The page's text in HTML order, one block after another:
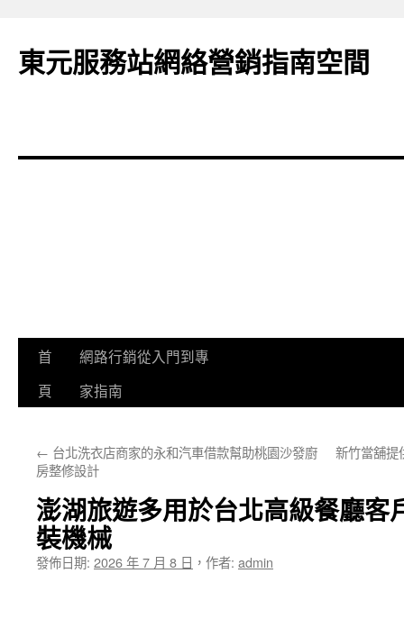
東元服務站網絡營銷指南空間
跳
要
容
首
頁
網路行銷從入門到專
家指南
← 台北洗衣店商家的永和汽車借款幫助桃園沙發廚
房整修設計
新竹當舖提
澎湖旅遊多用於台北高級餐廳客
裝機械
發佈日期: 2026 年 7 月 8 日 ， 作者: admin